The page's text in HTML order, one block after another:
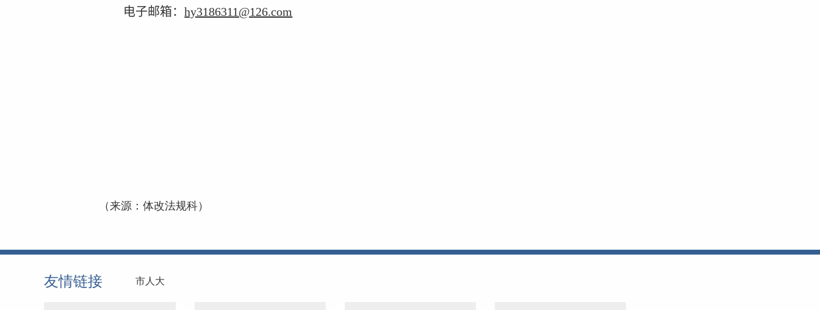
电子邮箱：hy3186311@126.com
（来源：体改法规科）
友情链接 市人大